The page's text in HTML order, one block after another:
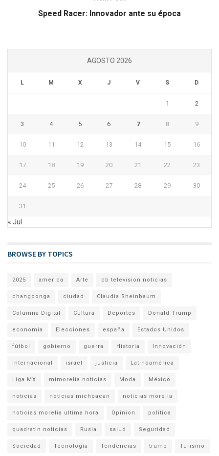
Speed Racer: Innovador ante su época
AGOSTO 2026
L M X J V S D
1 2
3 4 5 6 7 8 9
10 11 12 13 14 15 16
17 18 19 20 21 22 23
24 25 26 27 28 29 30
31
« Jul
BROWSE BY TOPICS
2025 america Arte cb television noticias
changoonga ciudad Claudia Sheinbaum
Columna Digital Cultura Deportes Donald Trump
economia Elecciones españa Estados Unidos
fútbol gobierno guerra Historia Innovación
Internacional israel justicia Latinoamérica
Liga MX mimorelia noticias Moda México
noticias noticias michoacan noticias morelia
noticias morelia ultima hora Opinion politica
quadratin noticias Rusia salud Seguridad
Sociedad Tecnología Tendencias trump Turismo